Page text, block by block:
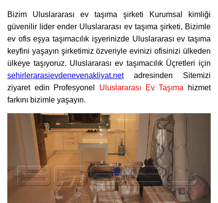
Bizim Uluslararası ev taşıma şirketi Kurumsal kimliği
güvenilir lider ender Uluslararası ev taşıma şirketi, Bizimle
ev ofis eşya taşımacılık işyerinizde Uluslararası ev taşıma
keyfini yaşayın şirketimiz özveriyle evinizi ofisinizi ülkeden
ülkeye taşıyoruz. Uluslararası ev taşımacılık Üçretleri için
sehirlerarasievdenevenakliyat.netadresinden Sitemizi
ziyaret edin Profesyonel Uluslararası Ev Taşıma hizmet
farkını bizimle yaşayın.